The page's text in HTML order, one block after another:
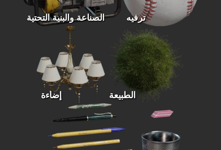
الصناعة والبنية التحتية ترفيه
إضاءة الطبيعة